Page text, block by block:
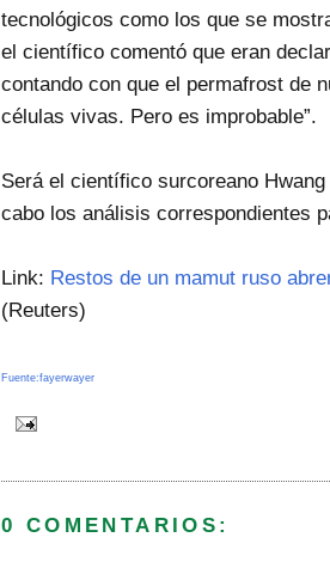
tecnológicos como los que se
el científico comentó que eran
contando con que el permafrost de
células vivas. Pero es improbable”.
Será el científico surcoreano
cabo los análisis correspondientes
Link: Restos de un mamut ruso
(Reuters)
Fuente:fayerwayer
0 COMENTARIOS: